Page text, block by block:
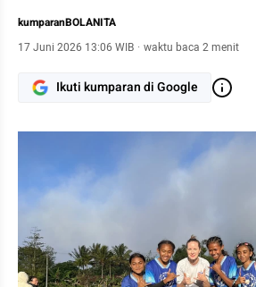
kumparanBOLANITA
17 Juni 2026 13:06 WIB · waktu baca 2 menit
Ikuti kumparan di Google